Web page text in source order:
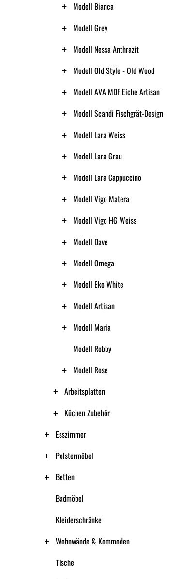
Modell Bianca
Modell Grey
Modell Nessa Anthrazit
Modell Old Style - Old Wood
Modell AVA MDF Eiche Artisan
Modell Scandi Fischgrät-Design
Modell Lara Weiss
Modell Lara Grau
Modell Lara Cappuccino
Modell Vigo Matera
Modell Vigo HG Weiss
Modell Dave
Modell Omega
Modell Eko White
Modell Artisan
Modell Maria
Modell Robby
Modell Rose
Arbeitsplatten
Küchen Zubehör
Esszimmer
Polstermöbel
Betten
Badmöbel
Kleiderschränke
Wohnwände & Kommoden
Tische